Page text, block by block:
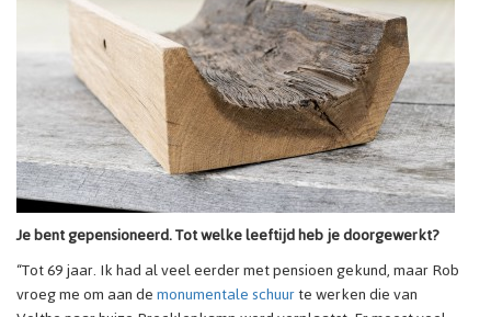
Je bent gepensioneerd. Tot welke leeftijd heb je doorgewerkt?
“Tot 69 jaar. Ik had al veel eerder met pensioen gekund, maar Rob
vroeg me om aan demonumentale schuurte werken die van